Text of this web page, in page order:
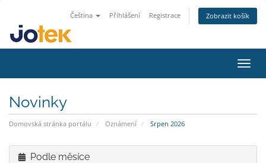
Čeština Přihlášení Registrace Zobrazit košík
Novinky
Domovská stránka portálu Oznámení Srpen 2026
Podle měsíce